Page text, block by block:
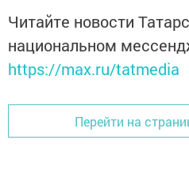
Читайте новости
национальном
https://max.ru/tatmedia
Перейти на